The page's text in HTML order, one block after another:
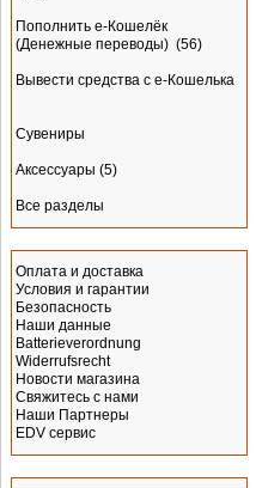
Пополнить e-Кошелёк
(Денежные переводы) (56)
Вывести средства с е-Кошелька
Сувениры
Аксессуары (5)
Все разделы
Оплата и доставка
Условия и гарантии
Безопасность
Наши данные
Batterieverordnung
Widerrufsrecht
Новости магазина
Свяжитесь с нами
Наши Партнеры
EDV сервис